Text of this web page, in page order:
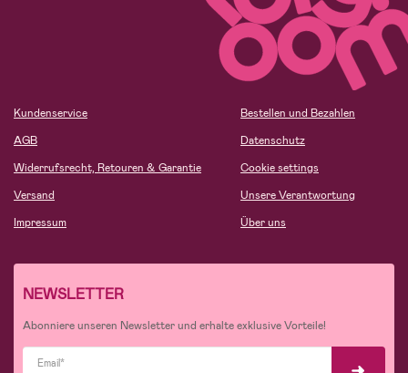
Kundenservice
AGB
Widerrufsrecht, Retouren & Garantie
Versand
Impressum
Bestellen und Bezahlen
Datenschutz
Cookie settings
Unsere Verantwortung
Über uns
NEWSLETTER
Abonniere unseren Newsletter und erhalte exklusive Vorteile!
Email*